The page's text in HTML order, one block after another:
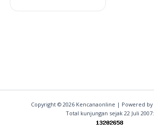
Copyright © 2026 Kencanaonline | Powered by
Total kunjungan sejak 22 Juli 2007: